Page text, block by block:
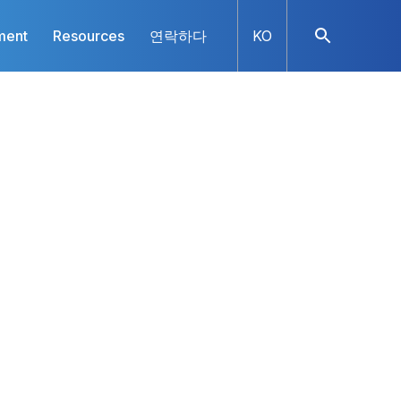
Resources 연락하다 KO